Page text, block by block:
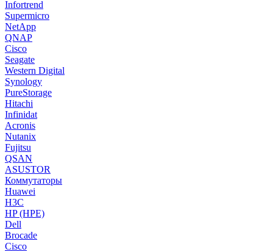
Infortrend
Supermicro
NetApp
QNAP
Cisco
Seagate
Western Digital
Synology
PureStorage
Hitachi
Infinidat
Acronis
Nutanix
Fujitsu
QSAN
ASUSTOR
Коммутаторы
Huawei
H3C
HP (HPE)
Dell
Brocade
Cisco